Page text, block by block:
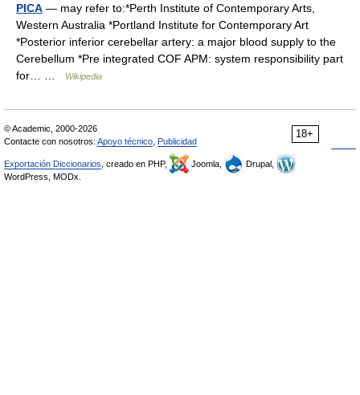
PICA — may refer to:*Perth Institute of Contemporary Arts,
Western Australia *Portland Institute for Contemporary Art
*Posterior inferior cerebellar artery: a major blood supply to the
Cerebellum *Pre integrated COF APM: system responsibility part
for… …
Wikipedia
18+
© Academic, 2000-2026
Contacte con nosotros: Apoyo técnico Publicidad
Exportación Diccionarios , creado en PHP, Joomla,
Drupal,
WordPress, MODx.